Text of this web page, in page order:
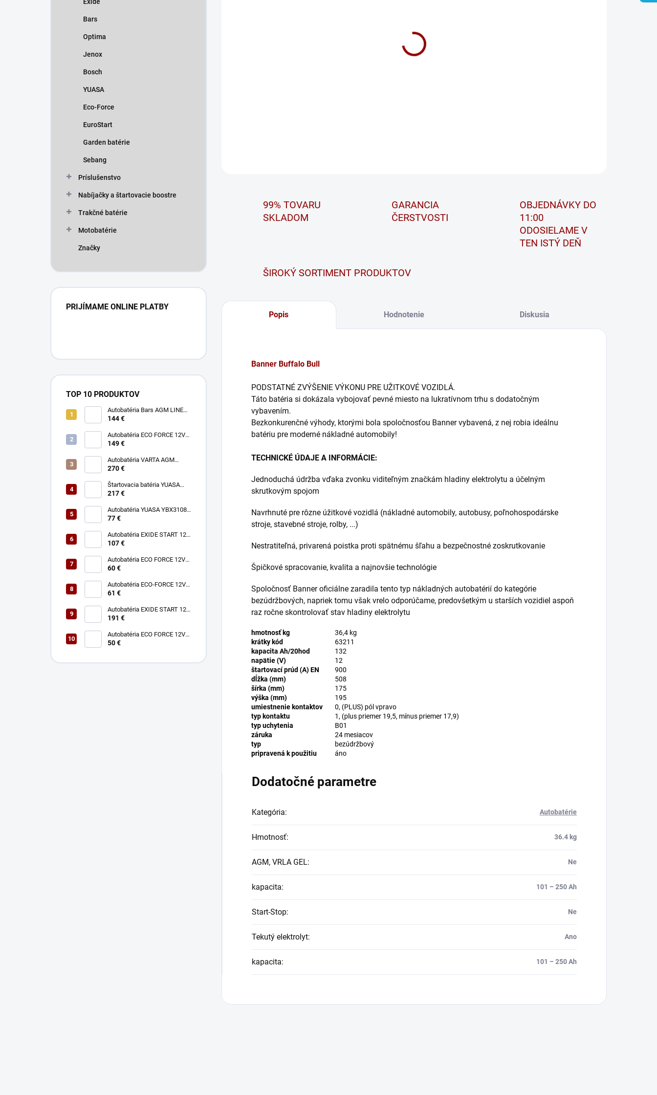
Bars
Optima
Jenox
Bosch
YUASA
Eco-Force
EuroStart
Garden batérie
Sebang
Príslušenstvo
Nabíjačky a štartovacie boostre
Trakčné batérie
Motobatérie
Značky
PRIJÍMAME ONLINE PLATBY
TOP 10 PRODUKTOV
Autobatéria Bars AGM LINE
12V 80Ah 800A
144 €
Autobatéria ECO FORCE 12V
180Ah 1050A
149 €
Autobatéria VARTA AGM
Dynamic 12V 95Ah 850A A5
270 €
Štartovacia batéria YUASA
YBX7030 12V 80Ah 760A
217 €
Autobatéria YUASA YBX3108
12V 50Ah 400A P+
77 €
Autobatéria EXIDE START 12V
74Ah 680A EN750
107 €
Autobatéria ECO FORCE 12V
60Ah 490A
60 €
Autobatéria ECO-FORCE 12V
62Ah 490A
61 €
Autobatéria EXIDE START 12V
140Ah 800A EN900
191 €
Autobatéria ECO FORCE 12V
50Ah 400A
50 €
BUFFALO BULL
99% TOVARU
SKLADOM
GARANCIA
ČERSTVOSTI
OBJEDNÁVKY DO
11:00
ODOSIELAME V
TEN ISTÝ DEŇ
ŠIROKÝ SORTIMENT PRODUKTOV
Popis Hodnotenie Diskusia
Banner Buffalo Bull
PODSTATNÉ ZVÝŠENIE VÝKONU PRE UŽITKOVÉ VOZIDLÁ.
Táto batéria si dokázala vybojovať pevné miesto na lukratívnom trhu s dodatočným
vybavením.
Bezkonkurenčné výhody, ktorými bola spoločnosťou Banner vybavená, z nej robia ideálnu
batériu pre moderné nákladné automobily!
TECHNICKÉ ÚDAJE A INFORMÁCIE:
Jednoduchá údržba vďaka zvonku viditeľným značkám hladiny elektrolytu a účelným
skrutkovým spojom
Navrhnuté pre rôzne úžitkové vozidlá (nákladné automobily, autobusy, poľnohospodárske
stroje, stavebné stroje, rolby, ...)
Nestratiteľná, privarená poistka proti spätnému šľahu a bezpečnostné zoskrutkovanie
Špičkové spracovanie, kvalita a najnovšie technológie
Spoločnosť Banner oficiálne zaradila tento typ nákladných autobatérií do kategórie
bezúdržbových, napriek tomu však vrelo odporúčame, predovšetkým u starších vozidiel aspoň
raz ročne skontrolovať stav hladiny elektrolytu
hmotnosť kg
36,4 kg
krátky kód
63211
kapacita Ah/20hod
132
napätie (V)
12
štartovací prúd (A) EN
900
dĺžka (mm)
508
šírka (mm)
175
výška (mm)
195
umiestnenie kontaktov
0, (PLUS) pól vpravo
typ kontaktu
1, (plus priemer 19,5, mínus priemer 17,9)
typ uchytenia
B01
záruka
24 mesiacov
typ
bezúdržbový
pripravená k použitiu
áno
Dodatočné parametre
Kategória: Autobatérie
Hmotnosť: 36.4 kg
AGM, VRLA GEL: Ne
kapacita: 101 – 250 Ah
Start-Stop: Ne
Tekutý elektrolyt: Ano
kapacita: 101 – 250 Ah